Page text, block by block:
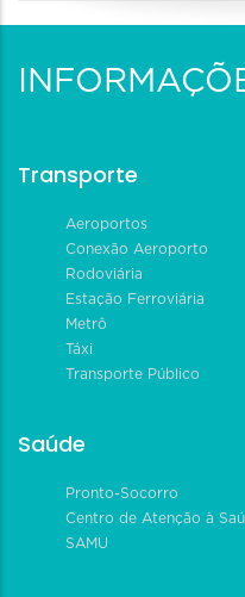
Transporte
Aeroportos
Conexão Aeroporto
Rodoviária
Estação Ferroviária
Metrô
Táxi
Transporte Público
Saúde
Pronto-Socorro
Centro de Atenção à
SAMU